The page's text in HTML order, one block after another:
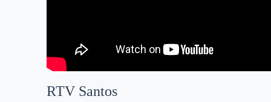
RTV Santos